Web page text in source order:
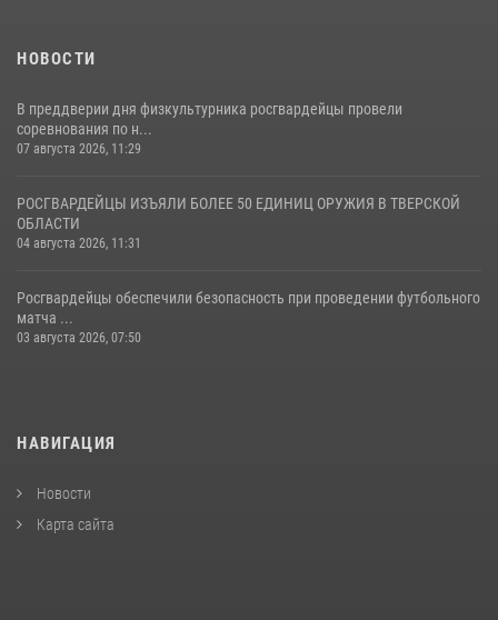
НОВОСТИ
В преддверии дня физкультурника росгвардейцы провели
соревнования по н...
07 августа 2026, 11:29
РОСГВАРДЕЙЦЫ ИЗЪЯЛИ БОЛЕЕ 50 ЕДИНИЦ ОРУЖИЯ В ТВЕРСКОЙ
ОБЛАСТИ
04 августа 2026, 11:31
Росгвардейцы обеспечили безопасность при проведении футбольного
матча ...
03 августа 2026, 07:50
НАВИГАЦИЯ
Новости
Карта сайта